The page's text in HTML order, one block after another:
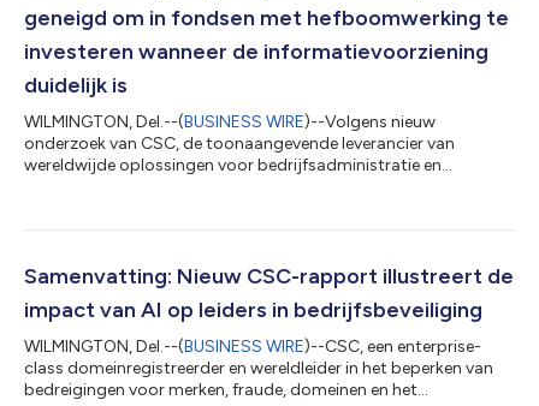
geneigd om in fondsen met hefboomwerking te
investeren wanneer de informatievoorziening
duidelijk is
WILMINGTON, Del.--(BUSINESS WIRE)--Volgens nieuw
onderzoek van CSC, de toonaangevende leverancier van
wereldwijde oplossingen voor bedrijfsadministratie en
financieringstechnieken naar gangbare praktijken binnen de
LP's steeds meer openstaan voor het gebruik van deze
instrumenten wanneer de informatieverschaffing duidelijk is. G...
Samenvatting: Nieuw CSC-rapport illustreert de
impact van AI op leiders in bedrijfsbeveiliging
WILMINGTON, Del.--(BUSINESS WIRE)--CSC, een enterprise-
class domeinregistreerder en wereldleider in het beperken van
bedreigingen voor merken, fraude, domeinen en het